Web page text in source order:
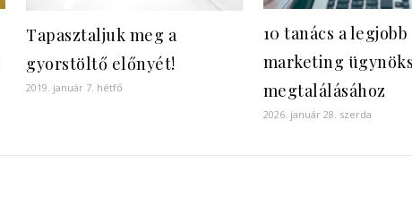
Tapasztaljuk meg a
gyorstöltő előnyét!
2019. január 7. hétfő
10 tanács a legjobb
marketing
megtalálásához
2026. január 28. szerda